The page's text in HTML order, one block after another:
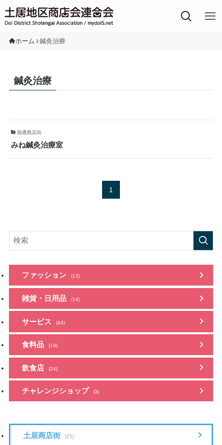
土居地区の商店街
ホーム 鍼灸治療
鍼灸治療
旭通商店街
みね鍼灸治療室
1
ファッション (13)
雑貨・日用品 (14)
サービス (44)
食料品 (19)
飲食店 (24)
チャレンジショップ (3)
土居商店街 (25)